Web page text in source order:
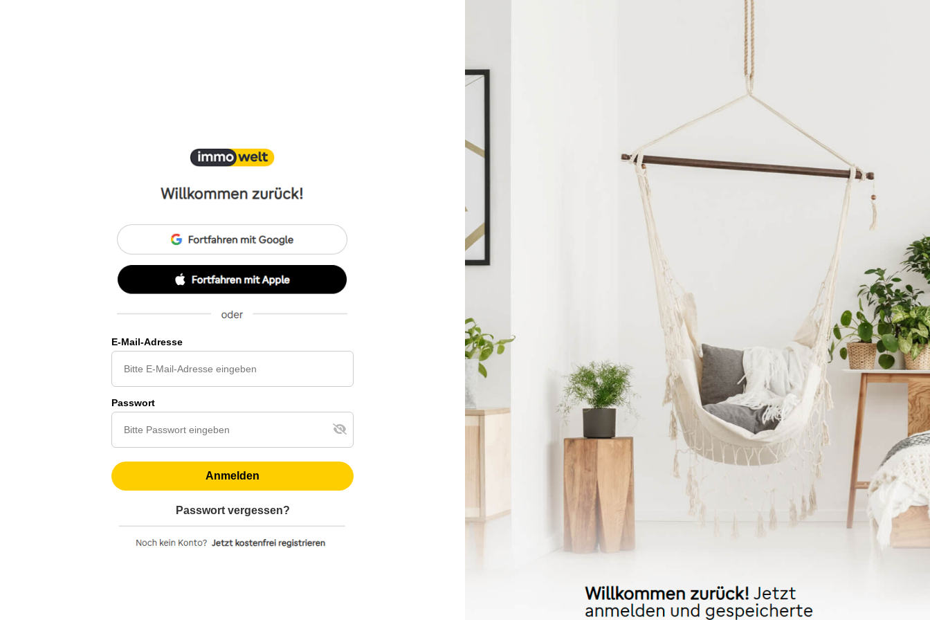
E-Mail-Adresse
Passwort
Anmelden
Passwort vergessen?